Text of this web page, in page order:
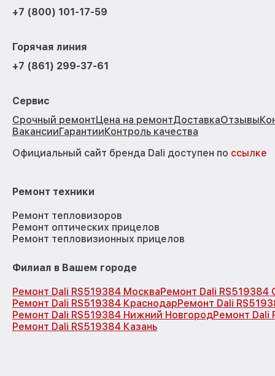
+7 (800) 101-17-59
Горячая линия
+7 (861) 299-37-61
Сервис
Срочный ремонтЦена на ремонтДоставкаОтзывы
ВакансииГарантииКонтроль качества
Официальный сайт бренда Dali доступен по ссылке
Ремонт техники
Ремонт тепловизоров
Ремонт оптических прицелов
Ремонт тепловизионных прицелов
Филиал в Вашем городе
Ремонт Dali RS519384 МоскваРемонт Dali RS519384
Ремонт Dali RS519384 КраснодарРемонт Dali
Ремонт Dali RS519384 Нижний НовгородРемонт Dali
Ремонт Dali RS519384 Казань